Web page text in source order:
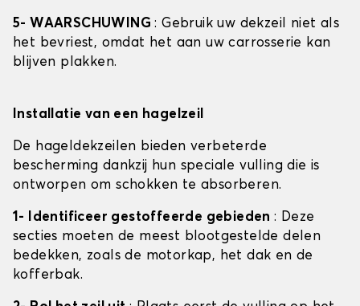
5- WAARSCHUWING: Gebruik uw dekzeil niet als
het bevriest, omdat het aan uw carrosserie kan
blijven plakken.
Installatie van een hagelzeil
De hageldekzeilen bieden verbeterde
bescherming dankzij hun speciale vulling die is
ontworpen om schokken te absorberen.
1- Identificeer gestoffeerde gebieden: Deze
secties moeten de meest blootgestelde delen
bedekken, zoals de motorkap, het dak en de
kofferbak.